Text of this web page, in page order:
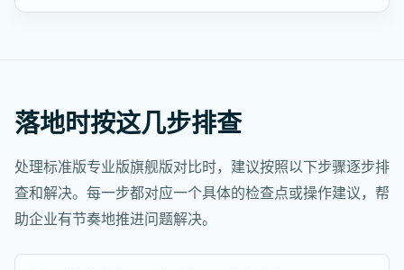
落地时按这几步排查
处理标准版专业版旗舰版对比时，建议按照以下步骤逐步排
查和解决。每一步都对应一个具体的检查点或操作建议，帮
助企业有节奏地推进问题解决。